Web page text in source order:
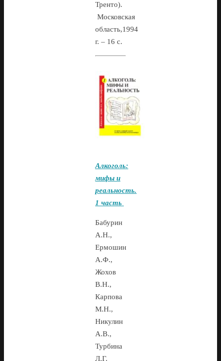
Тренто).
Московская
область,1994
г. – 16 с.
Алкоголь:
мифы и
реальность.
1 часть
Бабурин
А.Н.,
Ермошин
А.Ф.,
Жохов
В.Н.,
Карпова
М.Н.,
Никулин
А.В.,
Турбина
Л.Г.